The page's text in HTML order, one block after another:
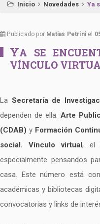
Inicio Novedades Ya
Publicado por Matias Petrini el
YA SE
VÍNCULO
La Secretaría de
dependen de ella:Arte
(CDAB) y Formación
social. Vínculo virtual, el
especialmente pensandos
casa. Este número está
académicas y bibliotecas
convocatorias y links de